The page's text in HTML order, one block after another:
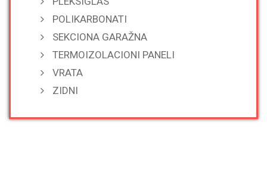
POLIKARBONATI
SEKCIONA GARAŽNA
TERMOIZOLACIONI PANELI
VRATA
ZIDNI